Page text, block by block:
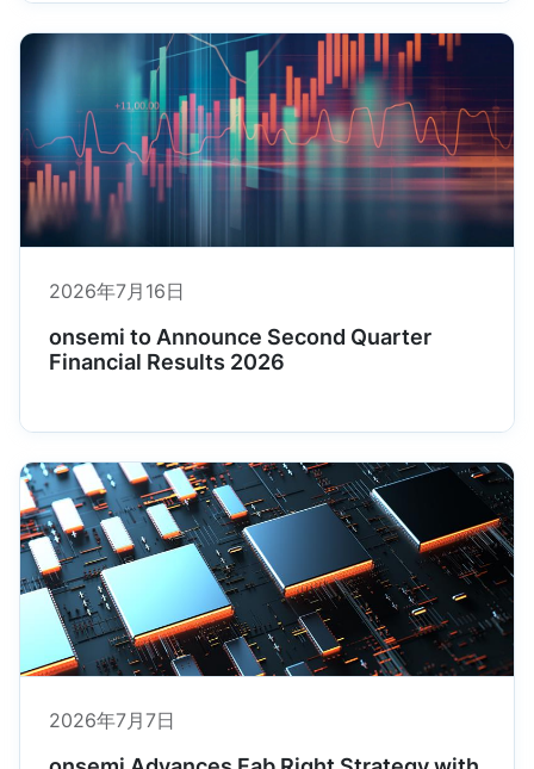
2026年7月16日
onsemi to Announce Second Quarter
Financial Results 2026
2026年7月7日